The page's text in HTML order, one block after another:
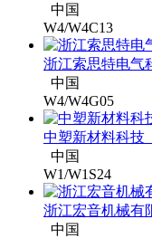
中国
W4/W4C13
浙江索思特电气
中国
W4/W4G05
中塑新材料科技
中国
W1/W1S24
浙江宏音机械有
中国